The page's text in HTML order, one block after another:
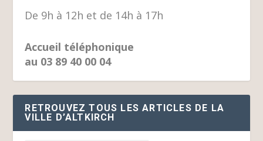
De 9h à 12h et de 14h à 17h
Accueil téléphonique
au 03 89 40 00 04
RETROUVEZ TOUS LES ARTICLES DE LA
VILLE D’ALTKIRCH